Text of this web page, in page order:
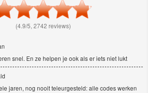
(4.9/5, 2742 reviews)
snel. En ze helpen je ook als er iets niet lukt
jaren, nog nooit teleurgesteld: alle codes werken